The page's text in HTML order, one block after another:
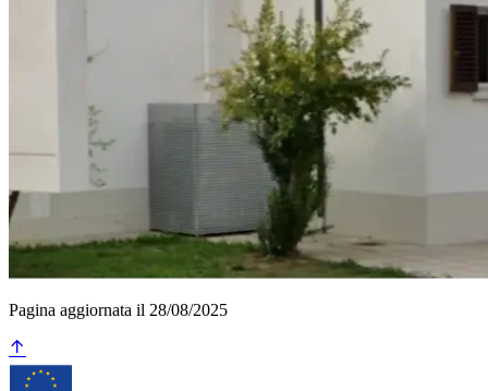
Pagina aggiornata il 28/08/2025